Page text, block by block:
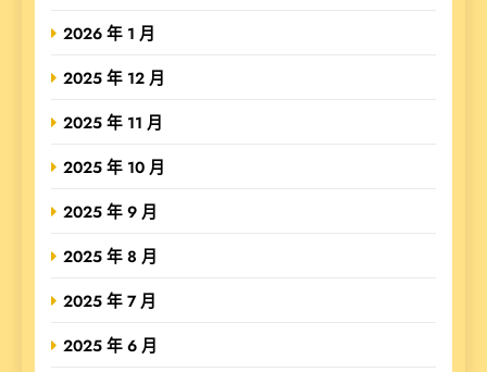
2026 年 1 月
2025 年 12 月
2025 年 11 月
2025 年 10 月
2025 年 9 月
2025 年 8 月
2025 年 7 月
2025 年 6 月